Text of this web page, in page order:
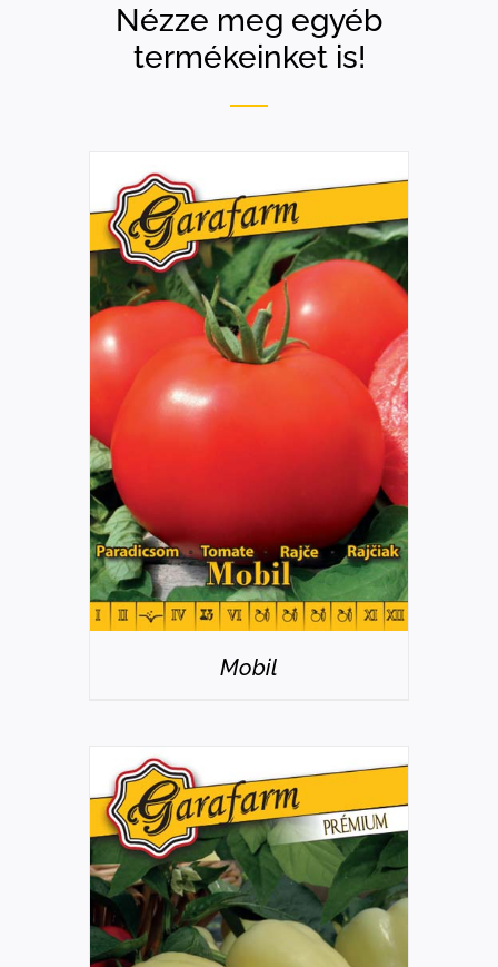
Nézze meg egyéb
termékeinket is!
RÉSZLETEK
Mobil